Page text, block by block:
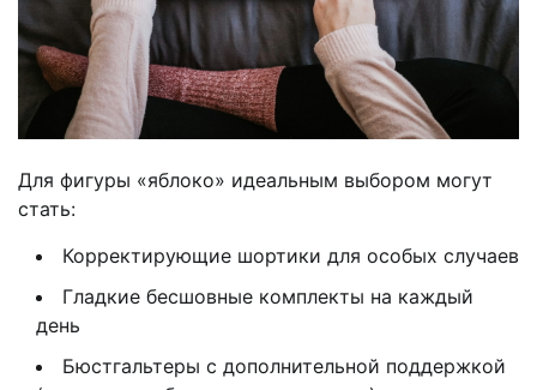
Для фигуры «яблоко» идеальным выбором могут
стать:
Корректирующие шортики для особых случаев
Гладкие бесшовные комплекты на каждый
день
Бюстгальтеры с дополнительной поддержкой